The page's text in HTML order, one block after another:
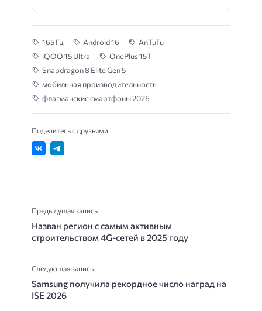
165 Гц Android 16
AnTuTu
iQOO 15 Ultra
OnePlus 15T
Snapdragon 8 Elite Gen 5
мобильная производительность
флагманские смартфоны 2026
Поделитесь с друзьями
Предыдущая запись
Назван регион с самым активным
строительством 4G-сетей в 2025 году
Следующая запись
Samsung получила рекордное число наград на
ISE 2026